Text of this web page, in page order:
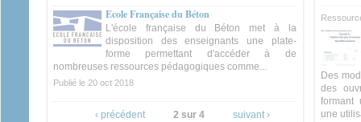
Ecole Française du Béton
L'école française du Béton met à la
disposition des enseignants une plate-
forme permettant d'accéder à de
nombreuses ressources pédagogiques comme...
Publié le 20 oct 2018
‹ précédent 2 sur 4
suivant ›
Des
des
formant
une